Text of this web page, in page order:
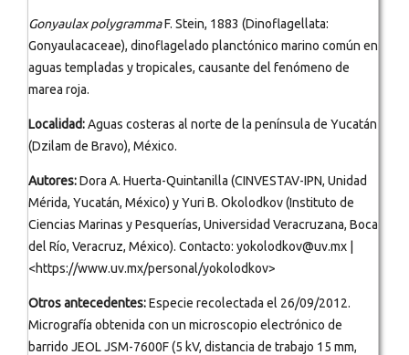
Gonyaulax polygrammaF. Stein, 1883 (Dinoflagellata:
Gonyaulacaceae), dinoflagelado planctónico marino común en
aguas templadas y tropicales, causante del fenómeno de
marea roja.
Localidad:Aguas costeras al norte de la península de Yucatán
(Dzilam de Bravo), México.
Autores:Dora A. Huerta-Quintanilla (CINVESTAV-IPN, Unidad
Mérida, Yucatán, México) y Yuri B. Okolodkov (Instituto de
Ciencias Marinas y Pesquerías, Universidad Veracruzana, Boca
del Río, Veracruz, México). Contacto: yokolodkov@uv.mx |
<https://www.uv.mx/personal/yokolodkov>
Otros antecedentes:Especie recolectada el 26/09/2012.
Micrografía obtenida con un microscopio electrónico de
barrido JEOL JSM-7600F (5 kV, distancia de trabajo 15 mm,